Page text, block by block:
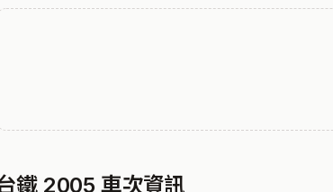
鐵 2005 車次資訊